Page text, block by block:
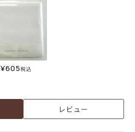
¥605税込
レビュー